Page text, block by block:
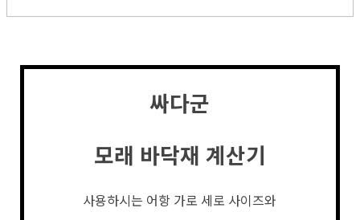
싸다군
모래 바닥재 계산기
사용하시는 어항 가로 세로 사이즈와